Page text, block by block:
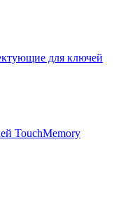
для ключей
TouchMemory